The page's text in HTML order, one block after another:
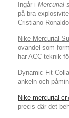
Ingår i Mercurial-
på bra
Cristiano
Nike Mercurial
ovandel som
har ACC-teknik
Dynamic Fit
ankeln och
Nike mercurial
precis där det